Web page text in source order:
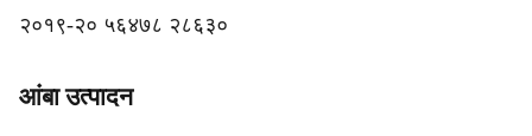
२०१९-२० ५६४७८ २८६३०
आंबा उत्पादन